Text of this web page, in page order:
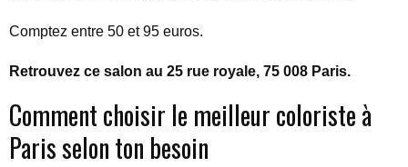
Comptez entre 50 et 95 euros.
Retrouvez ce salon au 25 rue royale, 75 008 Paris.
Comment choisir le meilleur coloriste à
Paris selon ton besoin